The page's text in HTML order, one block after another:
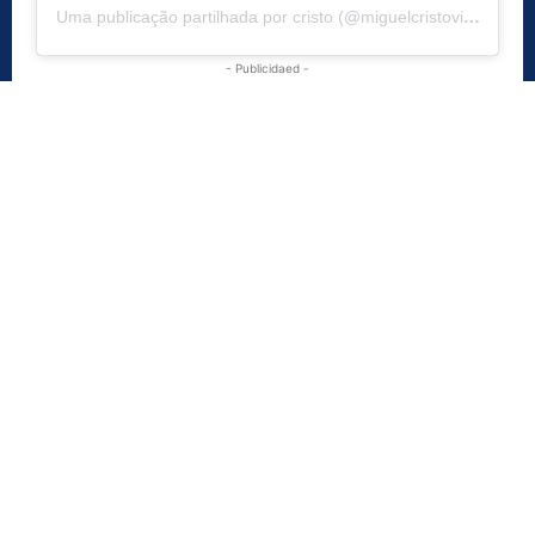
Uma publicação partilhada por cristo (@miguelcristovinho)
- Publicidaed -